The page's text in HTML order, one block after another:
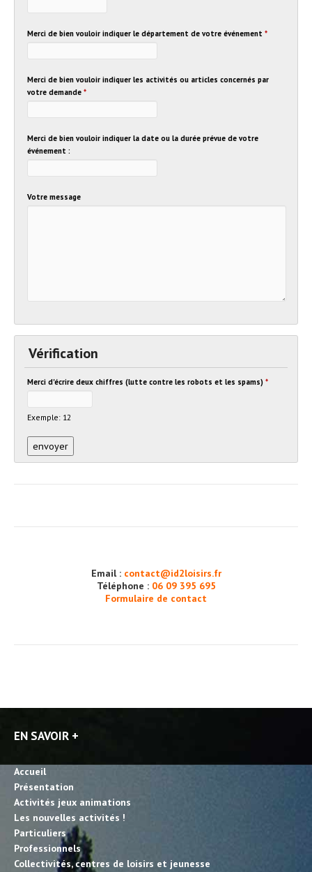
Merci de bien vouloir indiquer le département de votre événement *
Merci de bien vouloir indiquer les activités ou articles concernés par
votre demande *
Merci de bien vouloir indiquer la date ou la durée prévue de votre
événement :
Votre message
Vérification
Merci d'écrire deux chiffres (lutte contre les robots et les spams) *
Exemple: 12
Email : contact@id2loisirs.fr
Téléphone : 06 09 395 695
Formulaire de contact
EN SAVOIR +
Accueil
Présentation
Activités jeux animations
Les nouvelles activités !
Particuliers
Professionnels
Collectivités, centres de loisirs et jeunesse